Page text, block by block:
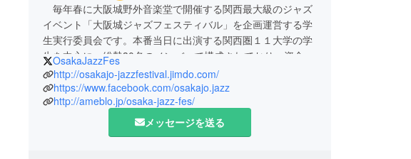
毎年春に大阪城野外音楽堂で開催する関西最大級のジャズ
イベント「大阪城ジャズフェスティバル」を企画運営する学
生実行委員会です。本番当日に出演する関西圏１１大学の学
生を中心に、総勢30名のメンバーで構成されており、資金集
めから制作、出演者集め、広報、当日スタッフも私たちが中
心となって行っております。
OsakaJazzFes
http://osakajo-jazzfestival.jimdo.com/
https://www.facebook.com/osakajo.jazz
http://ameblo.jp/osaka-jazz-fes/
メッセージを送る